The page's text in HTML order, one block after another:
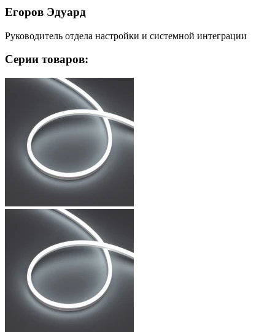
Егоров Эдуард
Руководитель отдела настройки и системной интеграции
Серии товаров: